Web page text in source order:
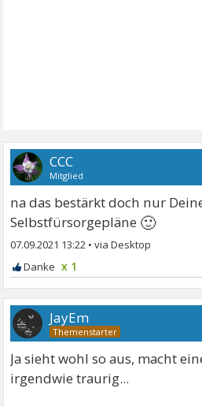
CCC
Mitglied
na das bestärkt doch nur
Selbstfürsorgepläne 🙂
07.09.2021 13:22 •
x 1
JayEm
Ja sieht wohl so aus, macht
irgendwie traurig...